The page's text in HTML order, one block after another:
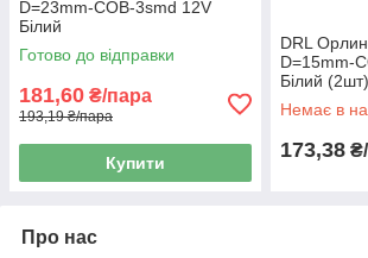
D=23mm-COB-3smd 12V
Білий
Готово до відправки
181,60 ₴/пара
193,19 ₴/пара
Купити
DRL
D=15mm-
Білий (2шт)
Немає в
173,38
Про нас